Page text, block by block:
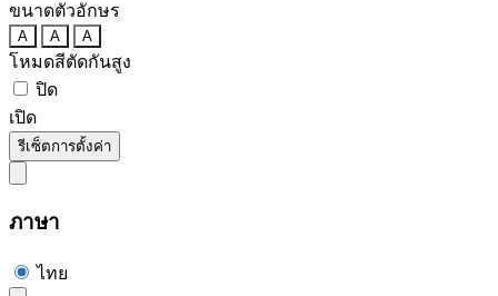
ขนาดตัวอักษร
A A A
โหมดสีตัดกันสูง
ปิด
เปิด
รีเซ็ตการตั้งค่า
ภาษา
ไทย